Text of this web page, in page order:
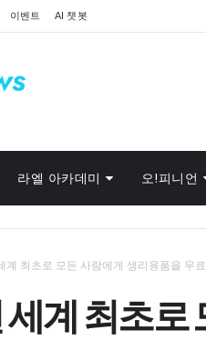
이벤트 AI 챗봇
라엘 아카데미 오!피니언
계 최초로 모든 사람에게 생리용품을 무
계 최초로